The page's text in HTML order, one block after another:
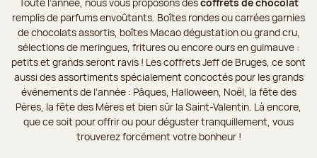
remplis de parfums envoûtants. Boîtes rondes ou carrées garnies
de chocolats assortis, boîtes Macao dégustation ou grand cru,
sélections de meringues, fritures ou encore ours en guimauve :
petits et grands seront ravis ! Les coffrets Jeff de Bruges, ce sont
aussi des assortiments spécialement concoctés pour les grands
événements de l’année : Pâques, Halloween, Noël, la fête des
Pères, la fête des Mères et bien sûr la Saint-Valentin. Là encore,
que ce soit pour offrir ou pour déguster tranquillement, vous
trouverez forcément votre bonheur !